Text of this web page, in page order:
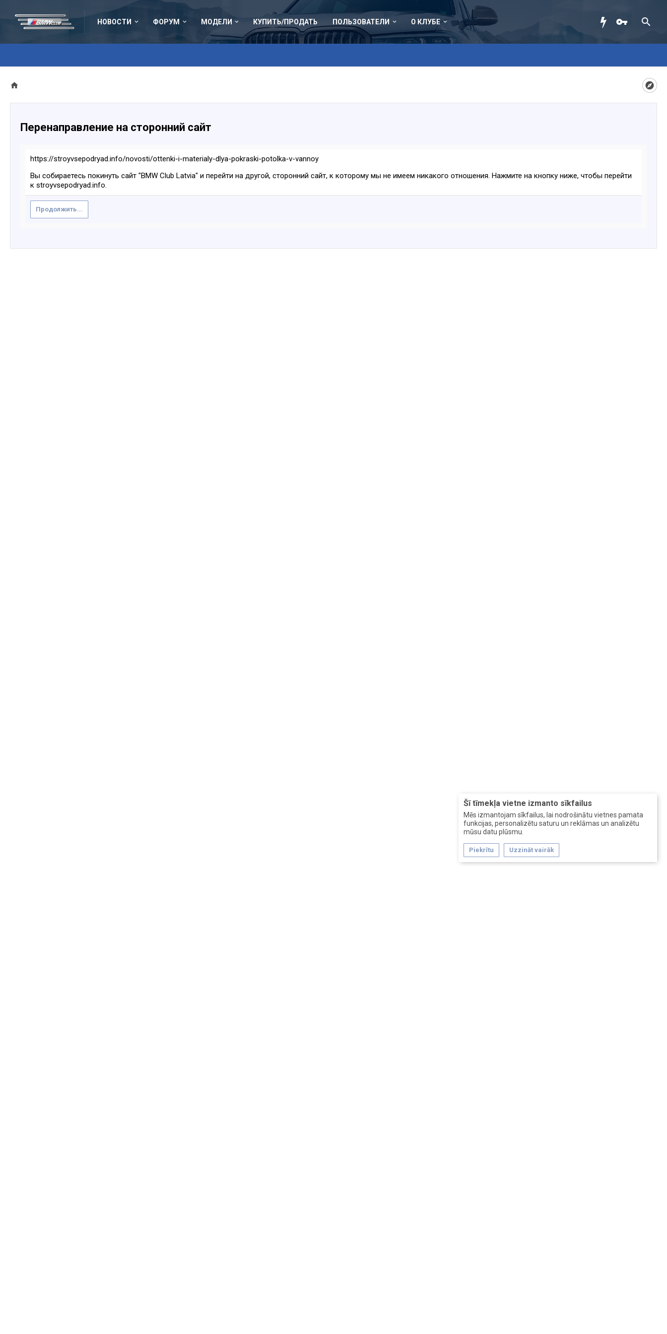
НОВОСТИ ФОРУМ МОДЕЛИ КУПИТЬ/ПРОДАТЬ ПОЛЬЗОВАТЕЛИ О КЛУБЕ
Šī tīmekļa vietne izmanto sīkfailus
Mēs izmantojam sīkfailus, lai nodrošinātu vietnes pamata
funkcijas, personalizētu saturu un reklāmas un analizētu
mūsu datu plūsmu.
Piekrītu Uzzināt vairāk
Перенаправление на сторонний сайт
https://stroyvsepodryad.info/novosti/ottenki-i-materialy-dlya-pokraski-potolka-v-vannoy
Вы собираетесь покинуть сайт "BMW Club Latvia" и перейти на другой, сторонний сайт, к которому мы не имеем никакого отношения. Нажмите на кнопку ниже, чтобы перейти
к stroyvsepodryad.info.
Продолжить...